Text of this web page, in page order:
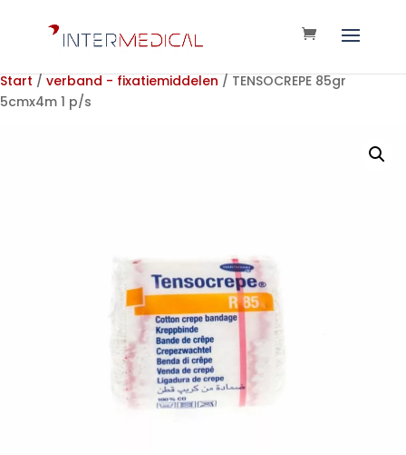
Start / verband - fixatiemiddelen / TENSOCREPE 85gr
5cmx4m 1 p/s